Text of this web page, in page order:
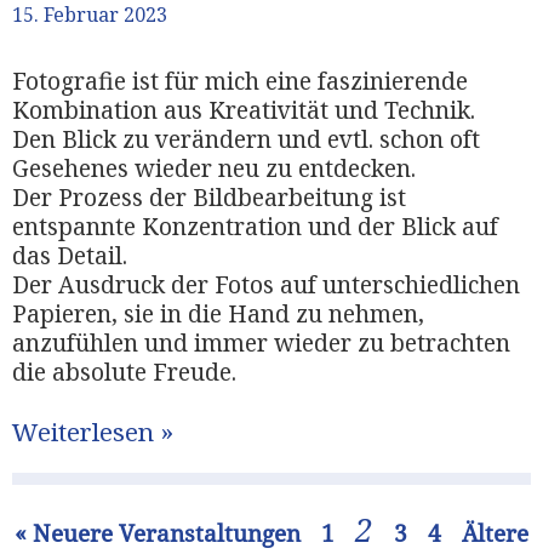
15. Februar 2023
Fotografie ist für mich eine faszinierende
Kombination aus Kreativität und Technik.
Den Blick zu verändern und evtl. schon oft
Gesehenes wieder neu zu entdecken.
Der Prozess der Bildbearbeitung ist
entspannte Konzentration und der Blick auf
das Detail.
Der Ausdruck der Fotos auf unterschiedlichen
Papieren, sie in die Hand zu nehmen,
anzufühlen und immer wieder zu betrachten
die absolute Freude.
Weiterlesen »
« Neuere Veranstaltungen 1 2 3 4
Ältere